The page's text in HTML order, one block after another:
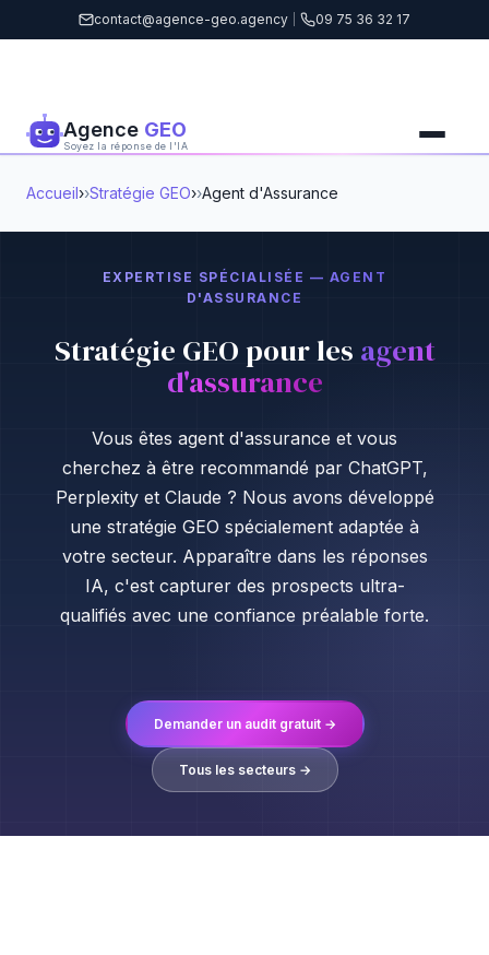
contact@agence-geo.agency 09 75 36 32 17
Agence GEO
Soyez la réponse de l'IA
Accueil› Stratégie GEO› Agent d'Assurance
EXPERTISE SPÉCIALISÉE — AGENT
D'ASSURANCE
Stratégie GEO pour les agent
d'assurance
Vous êtes agent d'assurance et vous
cherchez à être recommandé par ChatGPT,
Perplexity et Claude ? Nous avons développé
une stratégie GEO spécialement adaptée à
votre secteur. Apparaître dans les réponses
IA, c'est capturer des prospects ultra-
qualifiés avec une confiance préalable forte.
Demander un audit gratuit →
Tous les secteurs →